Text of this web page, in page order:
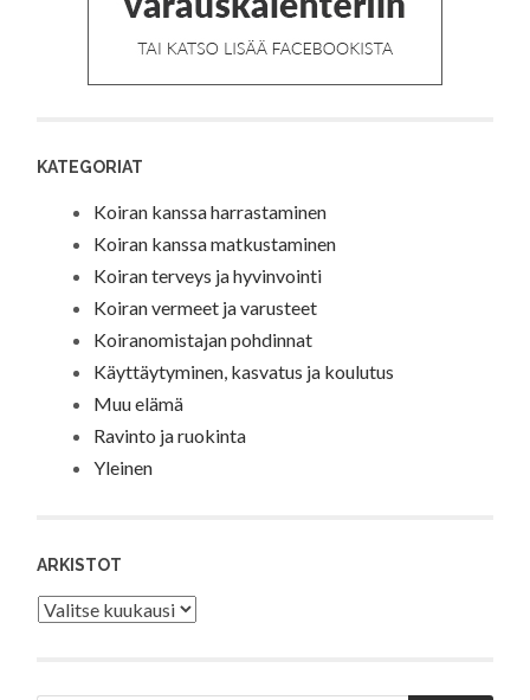
KATEGORIAT
Koiran kanssa harrastaminen
Koiran kanssa matkustaminen
Koiran terveys ja hyvinvointi
Koiran vermeet ja varusteet
Koiranomistajan pohdinnat
Käyttäytyminen, kasvatus ja koulutus
Muu elämä
Ravinto ja ruokinta
Yleinen
ARKISTOT
Arkistot